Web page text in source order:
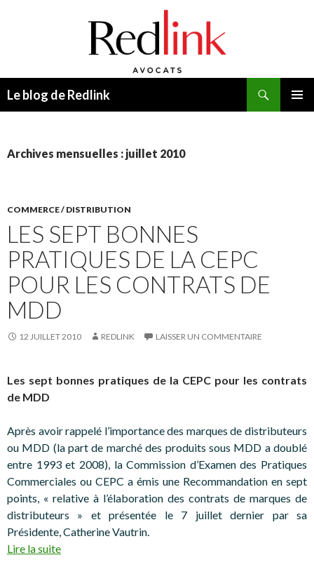
Le blog de Redlink
Archives mensuelles : juillet 2010
COMMERCE / DISTRIBUTION
LES SEPT BONNES
PRATIQUES DE LA CEPC
POUR LES CONTRATS DE
MDD
12 JUILLET 2010 REDLINK LAISSER UN COMMENTAIRE
Les sept bonnes pratiques de la CEPC pour les contrats
de MDD
Après avoir rappelé l’importance des marques de distributeurs
ou MDD (la part de marché des produits sous MDD a doublé
entre 1993 et 2008), la Commission d’Examen des Pratiques
Commerciales ou CEPC a émis une Recommandation en sept
points, « relative à l’élaboration des contrats de marques de
distributeurs » et présentée le 7 juillet dernier par sa
Présidente, Catherine Vautrin.
Lire la suite